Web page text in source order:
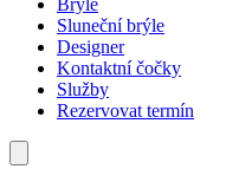
Brýle
Sluneční brýle
Designer
Kontaktní čočky
Služby
Rezervovat termín